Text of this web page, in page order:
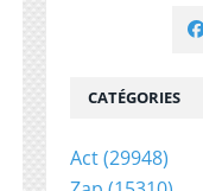
CATÉGORIES
Act(29948)